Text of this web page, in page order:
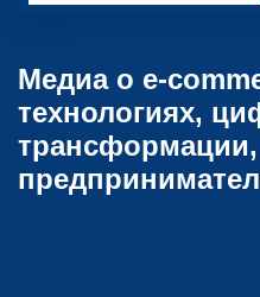
Медиа о e-
технологиях,
трансформации,